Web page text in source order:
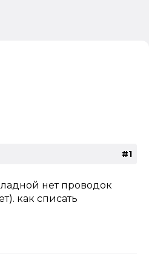
#1
нет проводок
как списать